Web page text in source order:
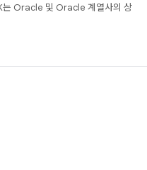
는 Oracle 및 Oracle 계열사의 상